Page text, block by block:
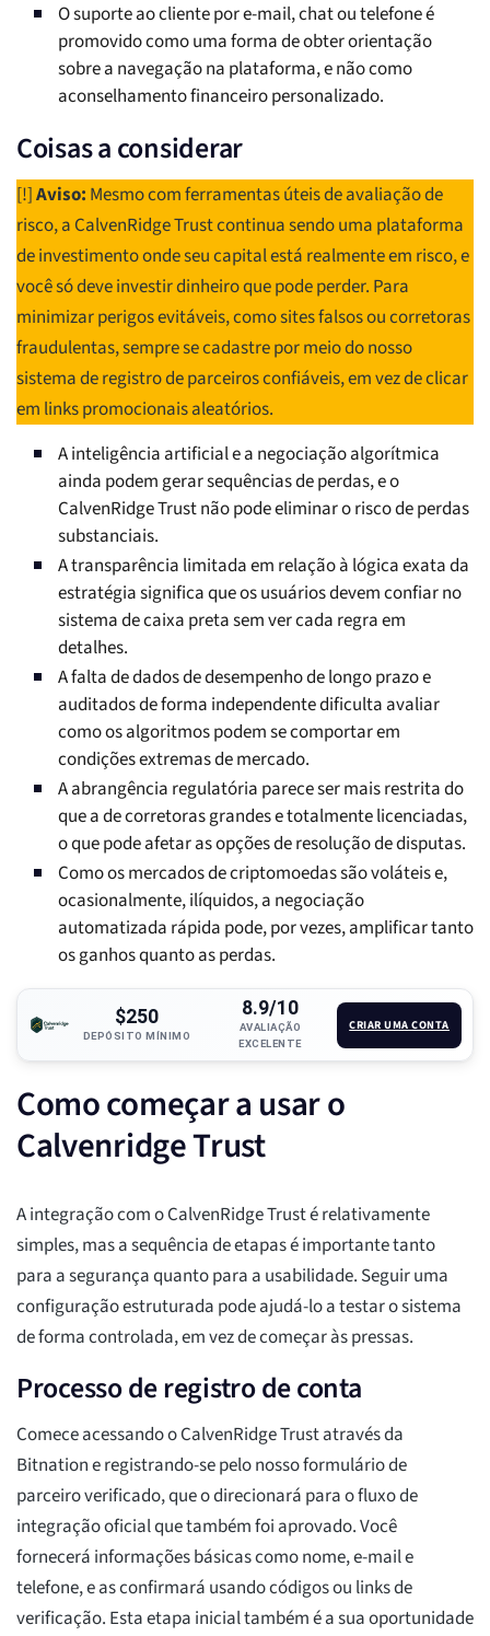
O suporte ao cliente por e-mail, chat ou telefone é
promovido como uma forma de obter orientação
sobre a navegação na plataforma, e não como
aconselhamento financeiro personalizado.
Coisas a considerar
[!]Aviso: Mesmo com ferramentas úteis de avaliação de
risco, a CalvenRidge Trust continua sendo uma plataforma
de investimento onde seu capital está realmente em risco, e
você só deve investir dinheiro que pode perder. Para
minimizar perigos evitáveis, como sites falsos ou corretoras
fraudulentas, sempre se cadastre por meio do nosso
sistema de registro de parceiros confiáveis, em vez de clicar
em links promocionais aleatórios.
A inteligência artificial e a negociação algorítmica
ainda podem gerar sequências de perdas, e o
CalvenRidge Trust não pode eliminar o risco de perdas
substanciais.
A transparência limitada em relação à lógica exata da
estratégia significa que os usuários devem confiar no
sistema de caixa preta sem ver cada regra em
detalhes.
A falta de dados de desempenho de longo prazo e
auditados de forma independente dificulta avaliar
como os algoritmos podem se comportar em
condições extremas de mercado.
A abrangência regulatória parece ser mais restrita do
que a de corretoras grandes e totalmente licenciadas,
o que pode afetar as opções de resolução de disputas.
Como os mercados de criptomoedas são voláteis e,
ocasionalmente, ilíquidos, a negociação
automatizada rápida pode, por vezes, amplificar tanto
os ganhos quanto as perdas.
$250
DEPÓSITO MÍNIMO
8.9/10
AVALIAÇÃO
EXCELENTE
CRIAR UMA CONTA
Como começar a usar o
Calvenridge Trust
A integração com o CalvenRidge Trust é relativamente
simples, mas a sequência de etapas é importante tanto
para a segurança quanto para a usabilidade. Seguir uma
configuração estruturada pode ajudá-lo a testar o sistema
de forma controlada, em vez de começar às pressas.
Processo de registro de conta
Comece acessando o CalvenRidge Trust através da
Bitnation e registrando-se pelo nosso formulário de
parceiro verificado, que o direcionará para o fluxo de
integração oficial que também foi aprovado. Você
fornecerá informações básicas como nome, e-mail e
telefone, e as confirmará usando códigos ou links de
verificação. Esta etapa inicial também é a sua oportunidade